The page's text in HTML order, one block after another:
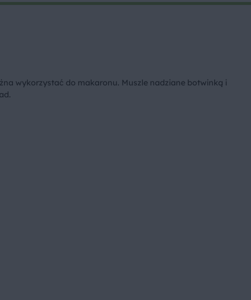
wykorzystać do makaronu. Muszle nadziane botwinką i